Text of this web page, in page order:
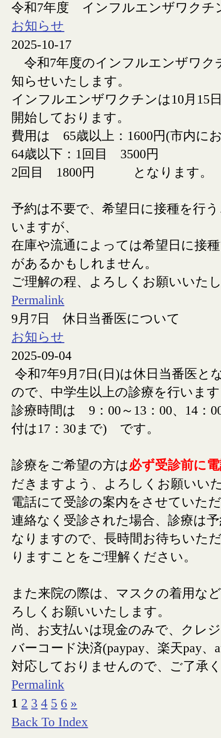
令和7年度 インフルエンザワクチ
お知らせ
2025-10-17
令和7年度のインフルエンザワク
知らせいたします。
インフルエンザワクチンは10月15
開始しております。
費用は 65歳以上：1600円(市内に
64歳以下：1回目 3500円
2回目 1800円 となります。
予約は不要で、希望日に接種を行
いますが、
在庫や流通によっては希望日に接
があるかもしれません。
ご理解の程、よろしくお願いいた
Permalink
9月7日 休日当番医について
お知らせ
2025-09-04
令和7年9月7日(日)は休日当番医と
ので、中学生以上の診療を行います
診療時間は 9：00～13：00、14：
付は17：30まで) です。
診療をご希望の方は必ず受診前に
だきますよう、よろしくお願いい
電話にて受診の案内をさせていた
連絡なく受診された場合、診療は
なりますので、長時間お待ちいた
りますことをご理解ください。
また来院の際は、マスクの着用な
ろしくお願いいたします。
尚、お支払いは現金のみで、クレ
バーコード決済(paypay、楽天pay、
対応しておりませんので、ご了承
Permalink
1 2 3 4 5 6 »
Back To Index